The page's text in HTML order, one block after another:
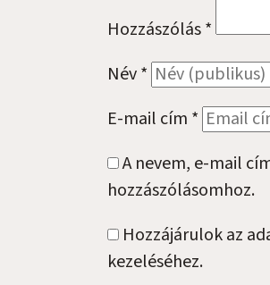
Hozzászólás*
Név*
E-mail cím *
A nevem, e-mail
hozzászólásomhoz.
Hozzájárulok az
kezeléséhez.